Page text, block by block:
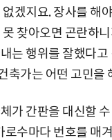
겠지요. 장사를 해
찾아오면 곤란하
는 행위를 잘했다고
축가는 어떤 고민을
가 간판을 대신할
로수마다 번호를 매